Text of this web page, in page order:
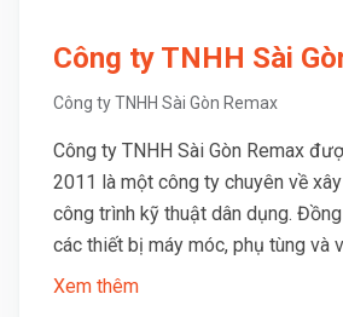
Công ty TNHH Sài
Công ty TNHH Sài Gòn Remax
Công ty TNHH Sài Gòn Remax
2011 là một công ty chuyên về
công trình kỹ thuật dân dụng.
các thiết bị máy móc, phụ tùng và
Xem thêm